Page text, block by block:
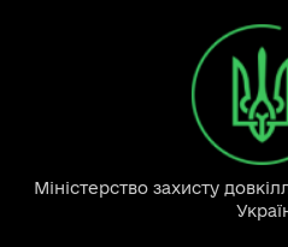
Міністерство захисту